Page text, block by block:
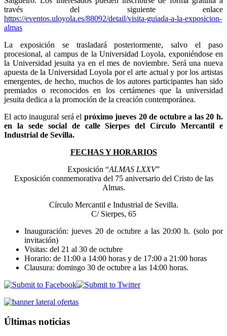
través del siguiente enlace
https://eventos.uloyola.es/88092/detail/visita-guiada-a-la-exposicion-
almas
La exposición se trasladará posteriormente, salvo el paso
procesional, al campus de la Universidad Loyola, exponiéndose en
la Universidad jesuita ya en el mes de noviembre. Será una nueva
apuesta de la Universidad Loyola por el arte actual y por los artistas
emergentes, de hecho, muchos de los autores participantes han sido
premiados o reconocidos en los certámenes que la universidad
jesuita dedica a la promoción de la creación contemporánea.
El acto inaugural será el próximo jueves 20 de octubre a las 20 h.
en la sede social de calle Sierpes del Círculo Mercantil e
Industrial de Sevilla.
FECHAS Y HORARIOS
Exposición “ALMAS LXXV”
Exposición conmemorativa del 75 aniversario del Cristo de las
Almas.
Círculo Mercantil e Industrial de Sevilla.
C/ Sierpes, 65
Inauguración: jueves 20 de octubre a las 20:00 h. (solo por
invitación)
Visitas: del 21 al 30 de octubre
Horario: de 11:00 a 14:00 horas y de 17:00 a 21:00 horas
Clausura: domingo 30 de octubre a las 14:00 horas.
Últimas noticias